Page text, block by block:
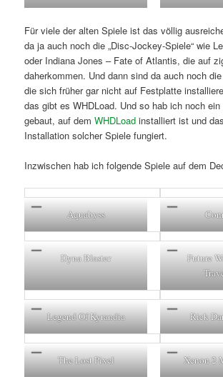
Für viele der alten Spiele ist das völlig
da ja auch noch die „Disc-Jockey-Spiele“ wie
oder Indiana Jones – Fate of Atlantis, die auf
daherkommen. Und dann sind da auch noch die
die sich früher gar nicht auf Festplatte
das gibt es WHDLoad. Und so hab ich noch
gebaut, auf demWHDLoad installiert ist und
Installation solcher Spiele fungiert.
Inzwischen hab ich folgende Spiele auf dem
Aquabyss
Dyna Blaster
Future
Legend Of Kyrandia Rick
The Lost Pixel Xenon 2